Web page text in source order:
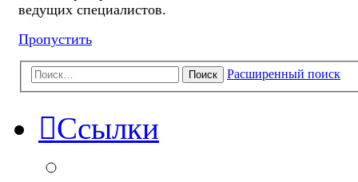
ведущих специалистов.
Пропустить
Поиск Расширенный поиск
Ссылки